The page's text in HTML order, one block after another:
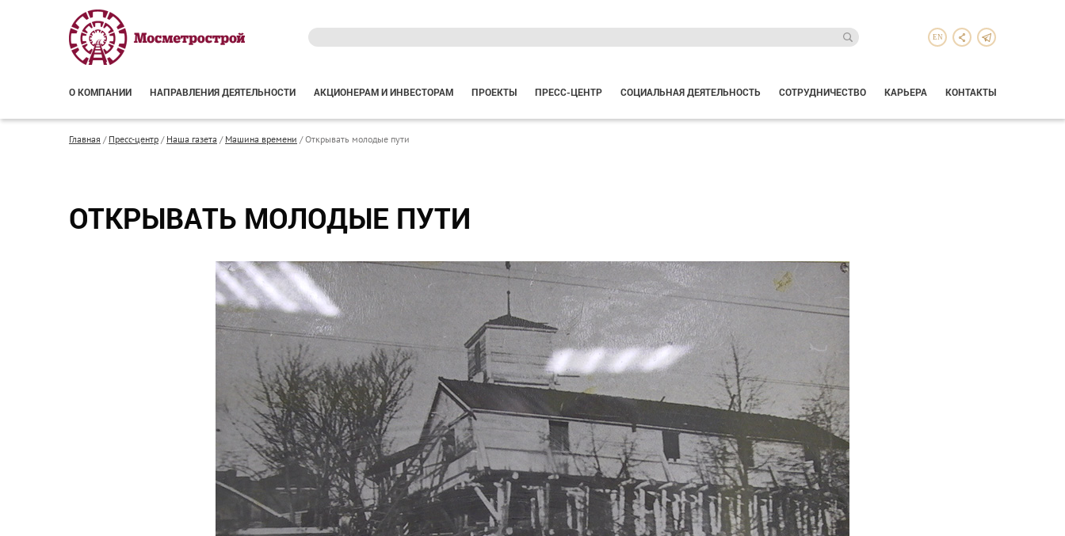
EN
О КОМПАНИИ НАПРАВЛЕНИЯ ДЕЯТЕЛЬНОСТИ АКЦИОНЕРАМ И ИНВЕСТОРАМ ПРОЕКТЫ ПРЕСС-ЦЕНТР СОЦИАЛЬНАЯ ДЕЯТЕЛЬНОСТЬ СОТРУДНИЧЕСТВО КАРЬЕРА КОНТАКТЫ
Главная / Пресс-центр / Наша газета / Машина времени /Открывать молодые пути
ОТКРЫВАТЬ МОЛОДЫЕ ПУТИ